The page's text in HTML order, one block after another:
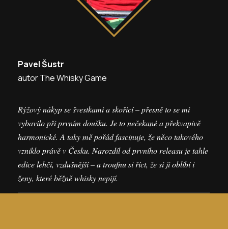
Pavel Šustr
autor The Whisky Game
Rýžový nákyp se švestkami a skořicí – přesně to se mi
vybavilo při prvním doušku. Je to nečekané a překvapivě
harmonické. A taky mě pořád fascinuje, že něco takového
vzniklo právě v Česku. Narozdíl od prvního releasu je tahle
edice lehčí, vzdušnější – a troufnu si říct, že si ji oblíbí i
ženy, které běžně whisky nepijí.